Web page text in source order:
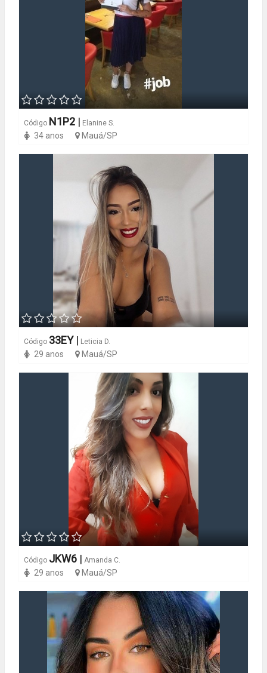
Código N1P2 | Elanine S.
34 anos Mauá/SP
Código 33EY | Leticia D.
29 anos Mauá/SP
Código JKW6 | Amanda C.
29 anos Mauá/SP